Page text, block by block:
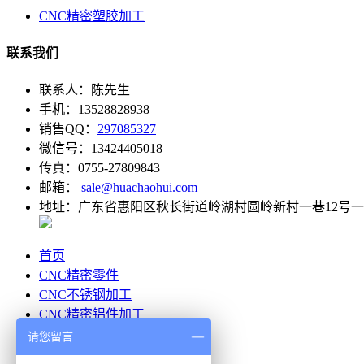
CNC精密塑胶加工
联系我们
联系人：陈先生
手机：13528828938
销售QQ： 297085327
微信号：13424405018
传真：0755-27809843
邮箱： sale@huachaohui.com
地址：广东省惠阳区秋长街道岭湖村圆岭新村一巷12号
首页
CNC精密零件
CNC不锈钢加工
CNC精密铝件加工
CNC精密塑胶加工
客户案例
请您留言